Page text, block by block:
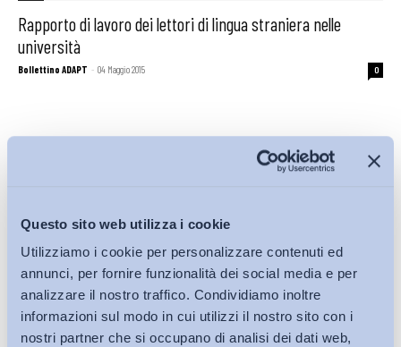
Questo sito web utilizza i cookie
Utilizziamo i cookie per personalizzare contenuti ed
annunci, per fornire funzionalità dei social media e per
analizzare il nostro traffico. Condividiamo inoltre
informazioni sul modo in cui utilizzi il nostro sito con i
nostri partner che si occupano di analisi dei dati web,
Rapporto di lavoro dei lettori di lingua straniera nelle
università
Bollettino ADAPT - 04 Maggio 2015 0
Iscriviti alla Newsletter